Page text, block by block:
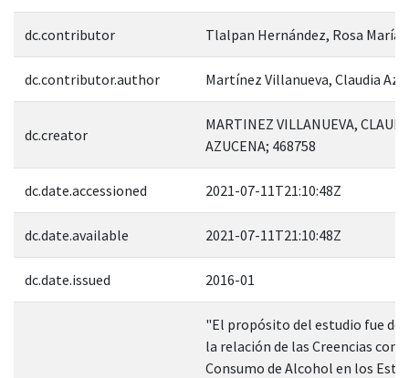
dc.contributor Tlalpan Hernández, Rosa María
dc.contributor.author Martínez Villanueva, Claudia
dc.creator
MARTINEZ VILLANUEVA,
AZUCENA; 468758
dc.date.accessioned 2021-07-11T21:10:48Z
dc.date.available 2021-07-11T21:10:48Z
dc.date.issued 2016-01
"El propósito del estudio fue
la relación de las Creencias con
Consumo de Alcohol en los